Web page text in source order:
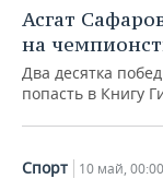
Асгат
на
Два десятка
попасть в Книгу
Спорт 10 май, 00:00